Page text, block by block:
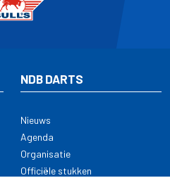
NDB DARTS
Nieuws
Agenda
Organisatie
Officiële stukken